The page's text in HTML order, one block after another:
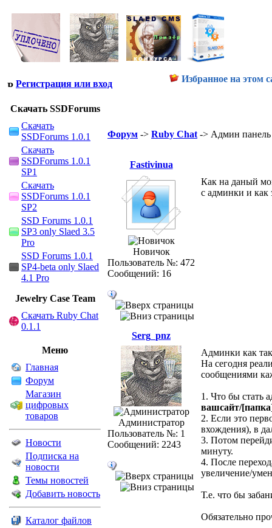
Регистрация или вход Избранное на этом
Скачать SSDForums
Скачать
SSDForums 1.0.1
Скачать
SSDForums 1.0.1
SP1
Скачать
SSDForums 1.0.1
SP2
SSD Forums 1.0.1
SP3 only Slaed 3.5
Pro
SSD Forums 1.0.1
SP4-beta only Slaed
4.1 Pro
Jewelry Сase Team
Скачать Ruby Chat
0.1.1
Меню
Главная
Форум
Магазин
цифровых
товаров
Новости
Подписка на
новости
Темы новостей
Добавить новость
Каталог файлов
Форум -> Ruby Chat -> Админ панель
Fastivinua
Новичок
Пользователь №: 472
Сообщений: 16
Как на даный
с админки и как
Serg_pnz
Администратор
Пользователь №: 1
Сообщений: 2243
Админки как
На сегодня
сообщениями
1. Что бы стать
вашсайт/
2. Если это
вхождения), в
3. Потом
минуту.
4. После
увеличение/
Т.е. что бы
Обязательно